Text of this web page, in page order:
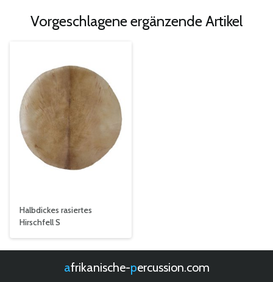
Vorgeschlagene ergänzende Artikel
Halbdickes rasiertes
Hirschfell S
afrikanische- percussion.com